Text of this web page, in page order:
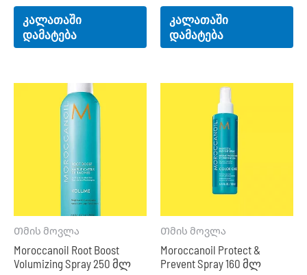
კალათაში
დამატება
კალათაში
დამატება
Თმის მოვლა
Moroccanoil Root Boost
Volumizing Spray 250 მლ
Თმის მოვლა
Moroccanoil Protect &
Prevent Spray 160 მლ